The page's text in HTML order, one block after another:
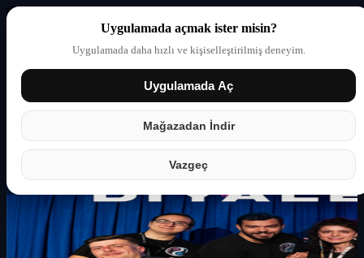
Uygulamada açmak ister misin?
Uygulamada daha hızlı ve kişiselleştirilmiş deneyim.
Uygulamada Aç
Mağazadan İndir
Vazgeç
Giriş yap Partner